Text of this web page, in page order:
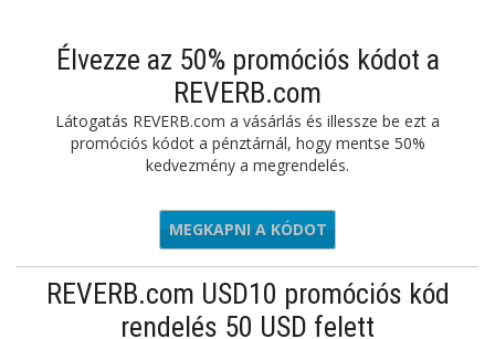
Élvezze az 50% promóciós kódot a
REVERB.com
Látogatás REVERB.com a vásárlás és illessze be ezt a
promóciós kódot a pénztárnál, hogy mentse 50%
kedvezmény a megrendelés.
NEW50
MEGKAPNI A KÓDOT
REVERB.com USD10 promóciós kód
rendelés 50 USD felett